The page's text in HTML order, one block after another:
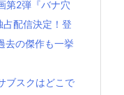
第2弾『バナ穴
配信決定！登
去の傑作も一挙
ブスクはどこで